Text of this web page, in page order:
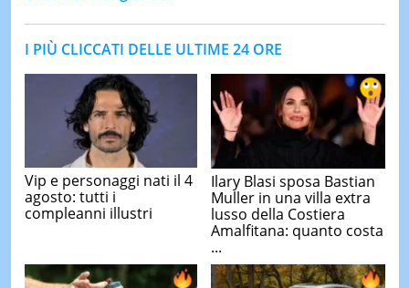
I PIÙ CLICCATI DELLE ULTIME 24 ORE
Vip e personaggi nati il 4
agosto: tutti i
compleanni illustri
Ilary Blasi sposa Bastian
Muller in una villa extra
lusso della Costiera
Amalfitana: quanto costa
...